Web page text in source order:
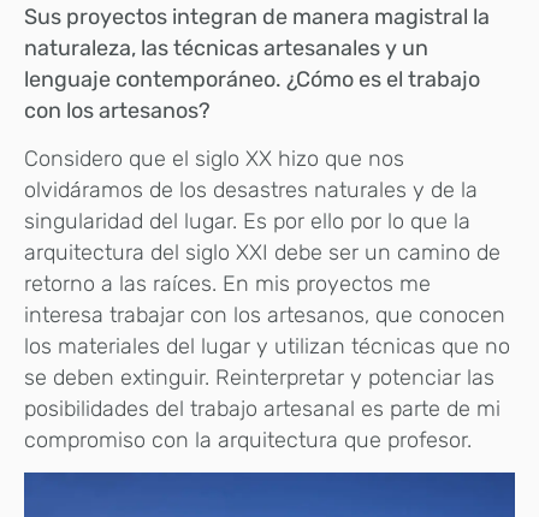
Sus proyectos integran de manera magistral la
naturaleza, las técnicas artesanales y un
lenguaje contemporáneo. ¿Cómo es el trabajo
con los artesanos?
Considero que el siglo XX hizo que nos
olvidáramos de los desastres naturales y de la
singularidad del lugar. Es por ello por lo que la
arquitectura del siglo XXI debe ser un camino de
retorno a las raíces. En mis proyectos me
interesa trabajar con los artesanos, que conocen
los materiales del lugar y utilizan técnicas que no
se deben extinguir. Reinterpretar y potenciar las
posibilidades del trabajo artesanal es parte de mi
compromiso con la arquitectura que profesor.